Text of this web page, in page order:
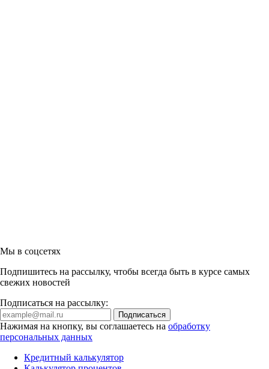
Мы в соцсетях
Подпишитесь на рассылку, чтобы всегда быть в курсе самых
свежих новостей
Подписаться на рассылку:
Нажимая на кнопку, вы соглашаетесь на обработку
персональных данных
Кредитный калькулятор